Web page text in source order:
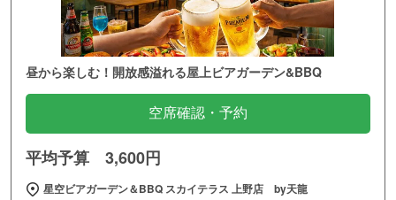
昼から楽しむ！開放感溢れる屋上ビアガーデン&BBQ
空席確認・予約
平均予算 3,600円
星空ビアガーデン＆BBQ スカイテラス 上野店 by天龍